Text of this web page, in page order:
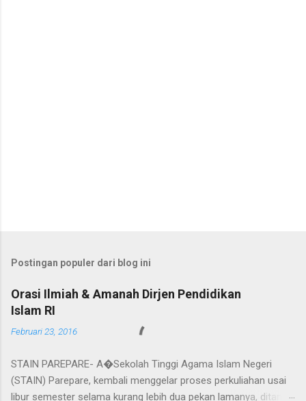
Postingan populer dari blog ini
Orasi Ilmiah & Amanah Dirjen Pendidikan
Islam RI
Februari 23, 2016
STAIN PAREPARE- A�Sekolah Tinggi Agama Islam Negeri
(STAIN) Parepare, kembali menggelar proses perkuliahan usai
libur semester selama kurang lebih dua pekan lamanya, ditandai